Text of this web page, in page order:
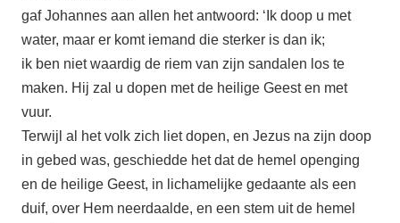
gaf Johannes aan allen het antwoord: ‘Ik doop u met
water, maar er komt iemand die sterker is dan ik;
ik ben niet waardig de riem van zijn sandalen los te
maken. Hij zal u dopen met de heilige Geest en met
vuur.
Terwijl al het volk zich liet dopen, en Jezus na zijn doop
in gebed was, geschiedde het dat de hemel openging
en de heilige Geest, in lichamelijke gedaante als een
duif, over Hem neerdaalde, en een stem uit de hemel